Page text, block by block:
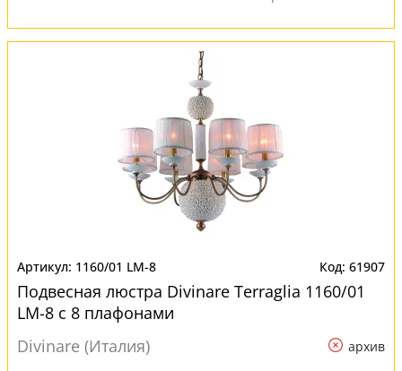
1160/01 LM-8 61907
Подвесная люстра Divinare Terraglia 1160/01
LM-8 с 8 плафонами
Divinare (Италия)
архив